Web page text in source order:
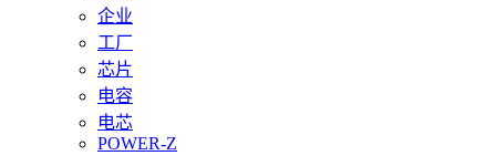
企业
工厂
芯片
电容
电芯
POWER-Z